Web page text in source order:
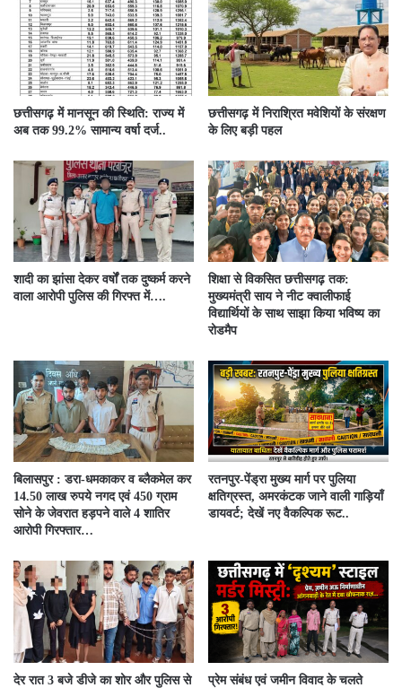
छत्तीसगढ़ में मानसून की स्थिति: राज्य में
अब तक 99.2% सामान्य वर्षा दर्ज..
छत्तीसगढ़ में निराश्रित मवेशियों के संरक्षण
के लिए बड़ी पहल
शादी का झांसा देकर वर्षों तक दुष्कर्म करने
वाला आरोपी पुलिस की गिरफ्त में….
शिक्षा से विकसित छत्तीसगढ़ तक:
मुख्यमंत्री साय ने नीट क्वालीफाई
विद्यार्थियों के साथ साझा किया भविष्य का
रोडमैप
बिलासपुर : डरा-धमकाकर व ब्लैकमेल कर
14.50 लाख रुपये नगद एवं 450 ग्राम
सोने के जेवरात हड़पने वाले 4 शातिर
आरोपी गिरफ्तार…
रतनपुर-पेंड्रा मुख्य मार्ग पर पुलिया
क्षतिग्रस्त, अमरकंटक जाने वाली गाड़ियाँ
डायवर्ट; देखें नए वैकल्पिक रूट..
देर रात 3 बजे डीजे का शोर और पुलिस से
प्रेम संबंध एवं जमीन विवाद के चलते